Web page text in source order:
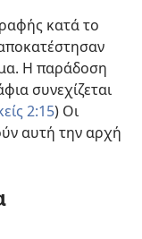
κατά το
Η παράδοση
συνεχίζεται
2:15) Οι
αυτή την αρχή